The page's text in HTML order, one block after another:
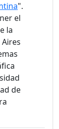
".
el
la
de